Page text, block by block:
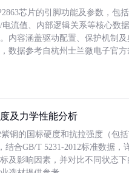
芯片的引脚功能及参数，包
电流值、内部逻辑关系等核心数
内容涵盖驱动配置、保护机制及
数据参考自杭州士兰微电子官方
及力学性能分析
铜的国标硬度和抗拉强度（包括
结合GB/T 5231-2012标准数据，
及影响因素，并对比不同状态下